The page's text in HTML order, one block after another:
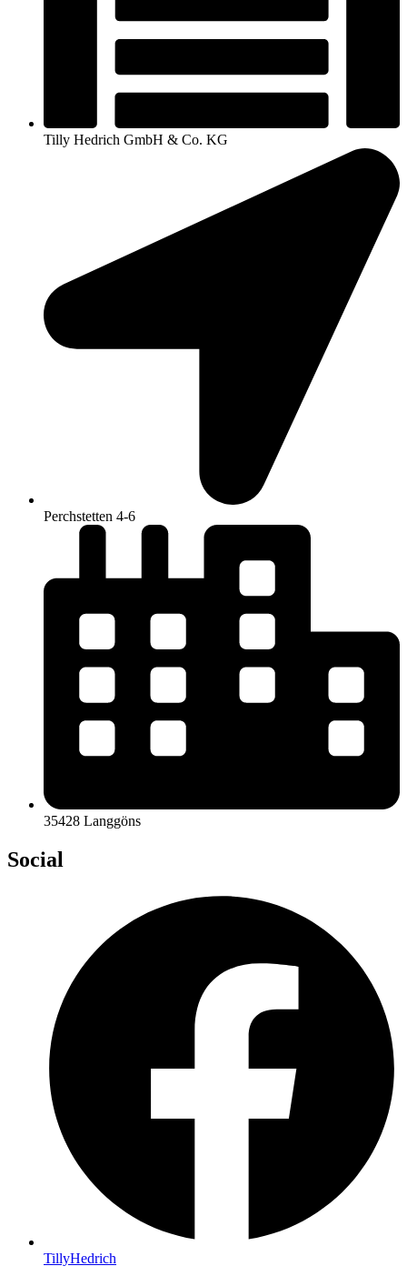
Tilly Hedrich GmbH & Co. KG
Perchstetten 4-6
35428 Langgöns
Social
TillyHedrich